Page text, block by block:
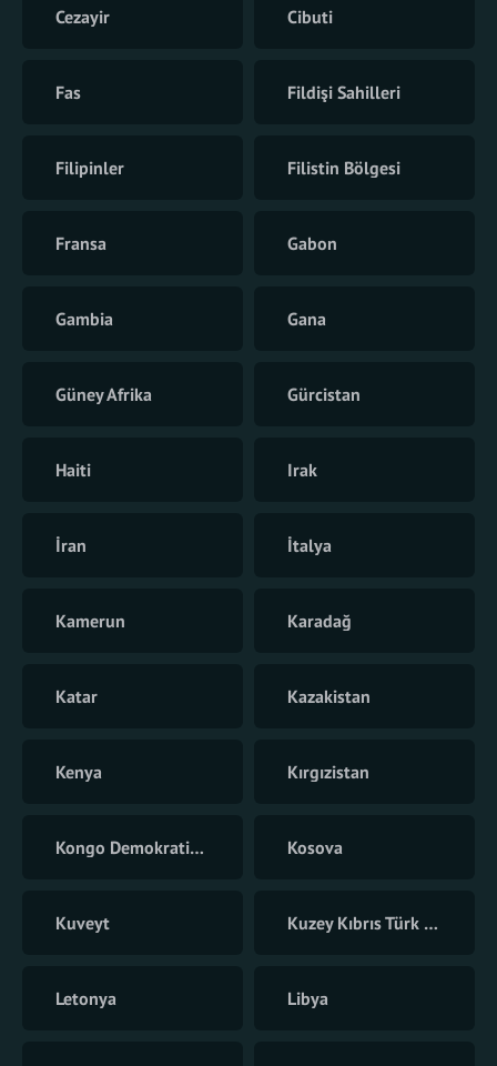
Cezayir Cibuti
Fas Fildişi Sahilleri
Filipinler Filistin Bölgesi
Fransa Gabon
Gambia Gana
Güney Afrika Gürcistan
Haiti Irak
İran İtalya
Kamerun Karadağ
Katar Kazakistan
Kenya Kırgızistan
Kongo Demokratik Cumhuriyeti Kosova
Kuveyt Kuzey Kıbrıs Türk Cumhuriyeti
Letonya Libya